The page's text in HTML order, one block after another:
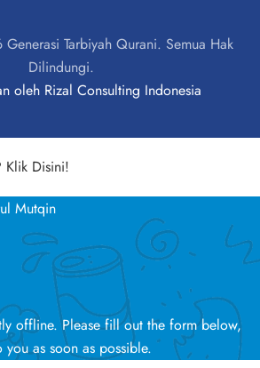
Tarbiyah Qurani. Semua Hak
Dilindungi.
oleh Rizal Consulting Indonesia
Klik Disini!
offline. Please fill out the form below,
as soon as possible.